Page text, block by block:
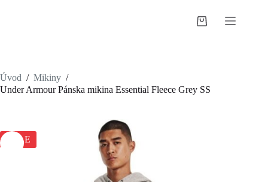
Shopping
Úvod / Mikiny /
Under Armour Pánska mikina Essential Fleece Grey SS
SALE